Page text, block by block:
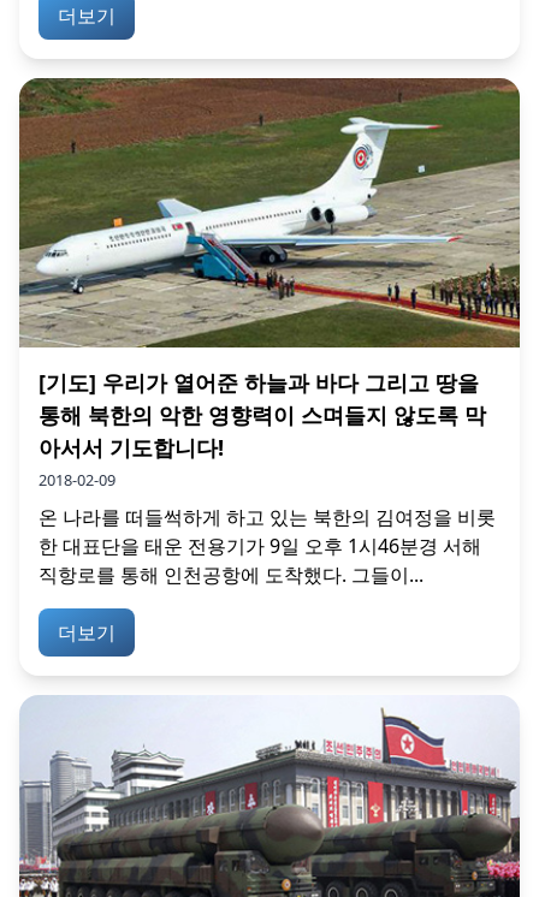
더보기
[기도] 우리가 열어준 하늘과 바다 그리고 땅을
통해 북한의 악한 영향력이 스며들지 않도록 막
아서서 기도합니다!
2018-02-09
온 나라를 떠들썩하게 하고 있는 북한의 김여정을 비롯
한 대표단을 태운 전용기가 9일 오후 1시46분경 서해
직항로를 통해 인천공항에 도착했다. 그들이...
더보기